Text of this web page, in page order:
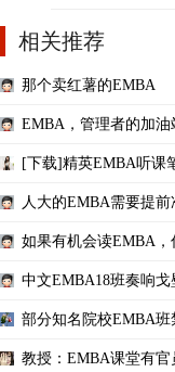
相关推荐
那个卖红薯的EMBA
EMBA，管理者的加油
[下载]精英EMBA听课
人大的EMBA需要提
如果有机会读EMBA，
中文EMBA18班奏响戈
部分知名院校EMBA
教授：EMBA课堂有